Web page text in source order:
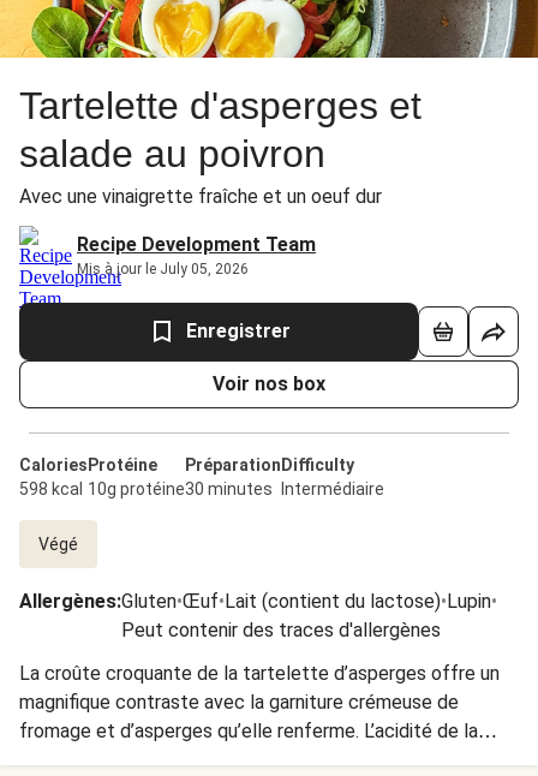
Tartelette d'asperges et
salade au poivron
Avec une vinaigrette fraîche et un oeuf dur
Recipe Development Team
Mis à jour le July 05, 2026
Enregistrer
Voir nos box
Calories
598 kcal
Protéine
10g protéine
Préparation
30 minutes
Difficulty
Intermédiaire
Végé
Allergènes:Gluten•Œuf•Lait (contient du lactose)•Lupin•
Peut contenir des traces d'allergènes
La croûte croquante de la tartelette d’asperges offre un
magnifique contraste avec la garniture crémeuse de
fromage et d’asperges qu’elle renferme. L’acidité de la
vinaigrette et des légumes cuits apporte, quant à elle, de